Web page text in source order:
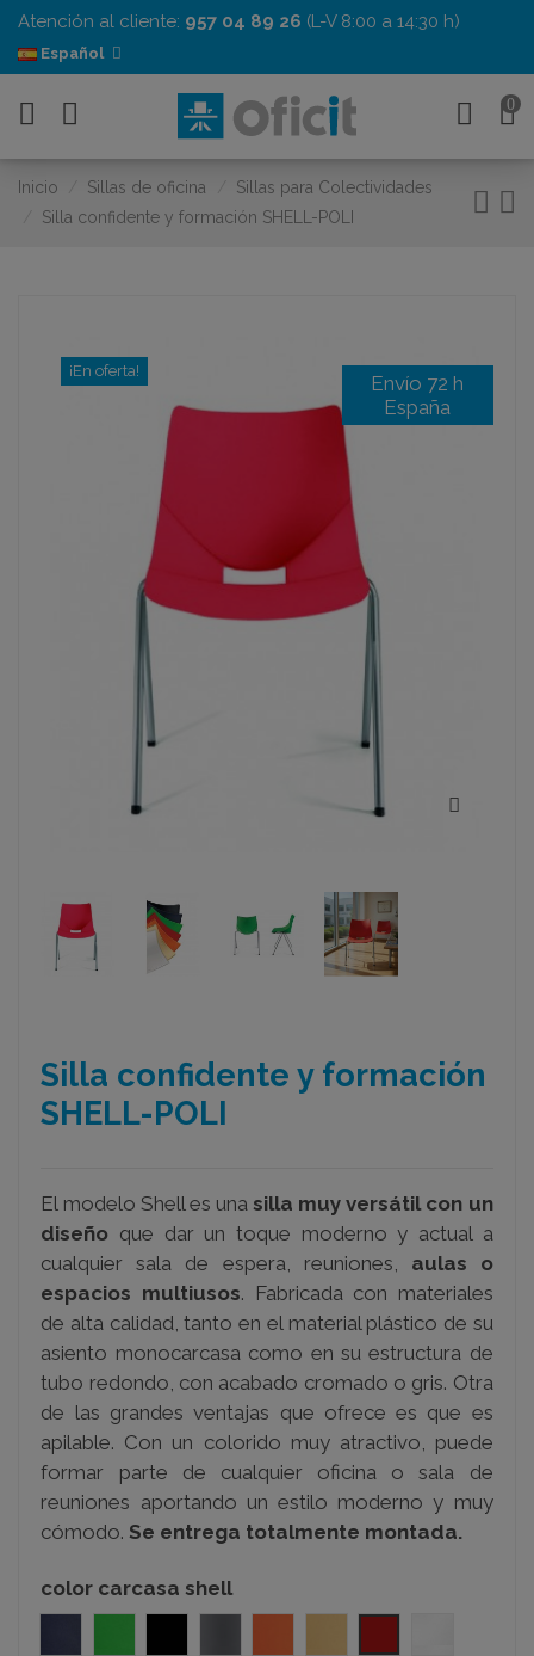
Atención al cliente: 957 04 89 26 (L-V 8:00 a 14:30 h)
Español
0
Inicio Sillas de oficina
Sillas para Colectividades
Silla confidente y formación SHELL-POLI
¡En oferta!
Envío 72 h
España
Silla confidente y formación
SHELL-POLI
El modelo Shell es una silla muy versátil con un
diseño que dar un toque moderno y actual a
cualquier sala de espera, reuniones, aulas o
espacios multiusos. Fabricada con materiales
de alta calidad, tanto en el material plástico de su
asiento monocarcasa como en su estructura de
tubo redondo, con acabado cromado o gris. Otra
de las grandes ventajas que ofrece es que es
apilable. Con un colorido muy atractivo, puede
formar parte de cualquier oficina o sala de
reuniones aportando un estilo moderno y muy
cómodo.Se entrega totalmente montada.
color carcasa shell